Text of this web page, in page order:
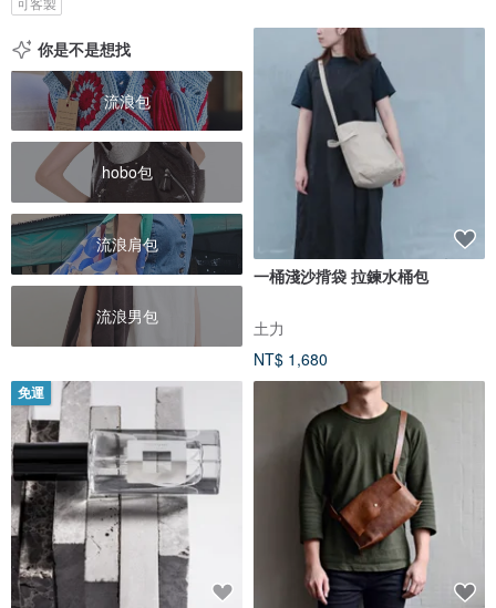
你是不是想找
流浪包
hobo包
流浪肩包
流浪男包
一桶淺沙揹袋 拉鍊水桶包
土力
NT$ 1,680
免運